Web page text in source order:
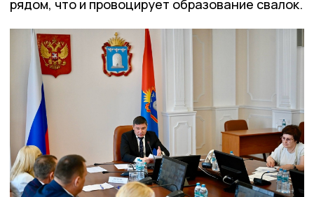
рядом, что и провоцирует образование свалок.